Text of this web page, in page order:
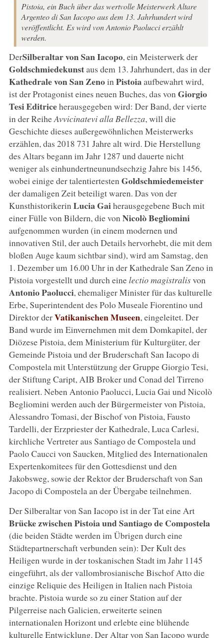
Pistoia, ein Buch über das wertvolle Meisterwerk Altare
Argenteo di San Iacopo aus dem 13. Jahrhundert wird
veröffentlicht. Es wird von Antonio Paolucci erzählt
werden.
DerSilberaltar von San Iacopo, ein Meisterwerk der
Goldschmiedekunstaus dem 13. Jahrhundert, das in der
Kathedrale von San Zenoin Pistoiaaufbewahrt wird,
ist der Protagonist eines neuen Buches, das von Giorgio
Tesi Editriceherausgegeben wird: Der Band, der vierte
in der ReiheAvvicinatevi alla Bellezza, will die
Geschichte dieses außergewöhnlichen Meisterwerks
erzählen, das 2018 731 Jahre alt wird. Die Herstellung
des Altars begann im Jahr 1287 und dauerte nicht
weniger als einhundertneunundsechzig Jahre bis 1456,
wobei einige der talentiertesten Goldschmiedemeister
der damaligen Zeit beteiligt waren. Das von der
Kunsthistorikerin Lucia Gaiherausgegebene Buch mit
einer Fülle von Bildern, die von Nicolò Begliomini
aufgenommen wurden (in einem modernen und
innovativen Stil, der auch Details hervorhebt, die mit dem
bloßen Auge kaum sichtbar sind), wird am Samstag, den
1. Dezember um 16.00 Uhr in der Kathedrale San Zeno in
Pistoia vorgestellt und durch einelectio magistralisvon
Antonio Paolucci, ehemaliger Minister für das kulturelle
Erbe, Superintendent des Polo Museale Fiorentino und
Direktor derVatikanischen Museen, eingeleitet. Der
Band wurde im Einvernehmen mit dem Domkapitel, der
Diözese Pistoia, dem Ministerium für Kulturgüter, der
Gemeinde Pistoia und der Bruderschaft San Iacopo di
Compostela mit Unterstützung der Gruppe Giorgio Tesi,
der Stiftung Caript, AIB Broker und Conad del Tirreno
realisiert. Neben Antonio Paolucci, Lucia Gai und Nicolò
Begliomini werden auch der Bürgermeister von Pistoia,
Alessandro Tomasi, der Bischof von Pistoia, Fausto
Tardelli, der Erzpriester der Kathedrale, Luca Carlesi,
kirchliche Vertreter aus Santiago de Compostela und
Paolo Caucci von Saucken, Mitglied des Internationalen
Expertenkomitees für den Gottesdienst und den
Jakobsweg, sowie der Rektor der Bruderschaft von San
Jacopo di Compostela an der Übergabe teilnehmen.
Der Silberaltar von San Iacopo ist in der Tat eine Art
Brückezwischen Pistoia und Santiago de Compostela
(die beiden Städte werden im Übrigen durch eine
Städtepartnerschaft verbunden sein): Der Kult des
Heiligen wurde in der toskanischen Stadt im Jahr 1145
eingeführt, als der vallombrosianische Bischof Atto die
einzige Reliquie des Heiligen in Italien nach Pistoia
brachte. Pistoia wurde so zu einer Station auf der
Pilgerreise nach Galicien, erweiterte seinen
internationalen Horizont und erlebte eine blühende
kulturelle Entwicklung. Der Altar von San Iacopo wurde